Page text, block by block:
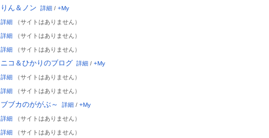
りん＆ノン 詳細/ +My
詳細（サイトはありません）
詳細（サイトはありません）
詳細（サイトはありません）
ニコ＆ひかりのブログ 詳細/ +My
詳細（サイトはありません）
詳細（サイトはありません）
ブブカのががぶ～ 詳細/ +My
詳細（サイトはありません）
詳細（サイトはありません）